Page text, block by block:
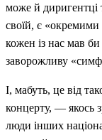
може й диригентці
своїй, є «окремими
кожен із нас мав
заворожливу
І, мабуть, це від
концерту, — якось
люди інших